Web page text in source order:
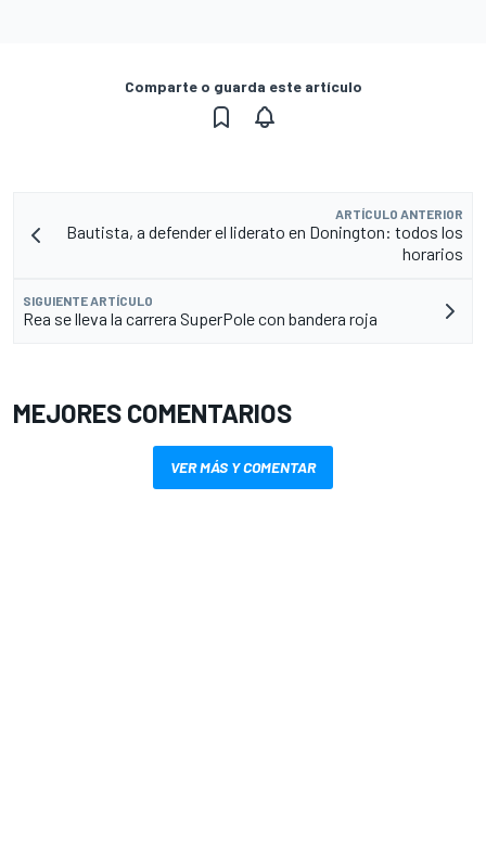
Comparte o guarda este artículo
ARTÍCULO ANTERIOR
Bautista, a defender el liderato en Donington: todos los
horarios
SIGUIENTE ARTÍCULO
Rea se lleva la carrera SuperPole con bandera roja
MEJORES COMENTARIOS
VER MÁS Y COMENTAR